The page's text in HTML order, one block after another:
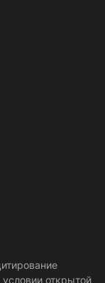
открытой